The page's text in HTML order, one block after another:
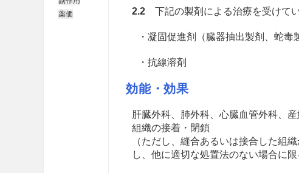
薬価
2.2下記の製剤による治療を受けてい
・凝固促進剤（臓器抽出製剤、蛇毒
・抗線溶剤
効能・効果
肝臓外科、肺外科、心臓血管外科、
組織の接着・閉鎖
（ただし、縫合あるいは接合した組
し、他に適切な処置法のない場合に限